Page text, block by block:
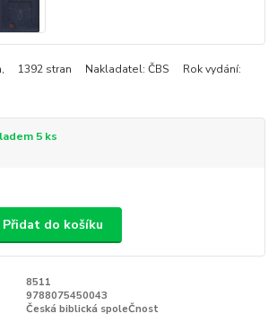
1392 stran Nakladatel: ČBS Rok vydání:
5 ks
Přidat do košíku
8511
9788075450043
Česká biblická spoleČnost